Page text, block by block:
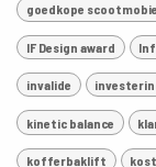
goedkope
IF Design award
invalide
kinetic balance
kofferbaklift